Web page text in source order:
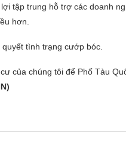
tập trung hỗ trợ các doanh
hơn.
tình trạng cướp bóc.
của chúng tôi để Phố Tàu